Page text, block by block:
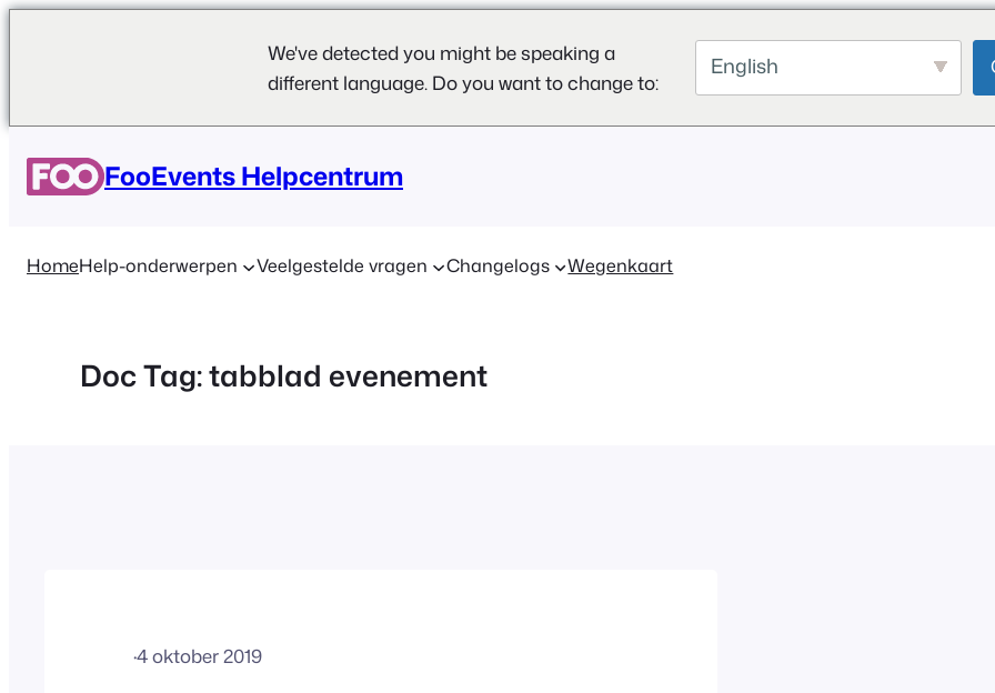
We've detected you might be speaking a
different language. Do you want to change to:
English
naar
de
FooEvents Helpcentrum
HomeHelp-onderwerpen Veelgestelde vragen Changelogs Wegenkaart
Doc Tag:tabblad evenement
·4 oktober 2019